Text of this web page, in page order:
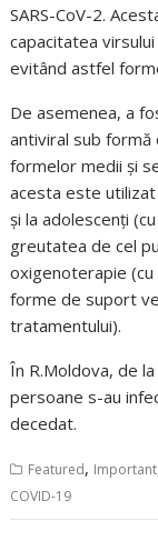
SARS-CoV-2.
capacitatea
evitând astfel
De asemenea, a
antiviral sub
formelor medii și
acesta este
și la adolescenți
greutatea de cel
oxigenoterapie
forme de suport
tratamentului).
În R.Moldova, de
persoane s-au
decedat.
Featured, Important
COVID-19